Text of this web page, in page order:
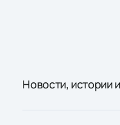
Новости, истории